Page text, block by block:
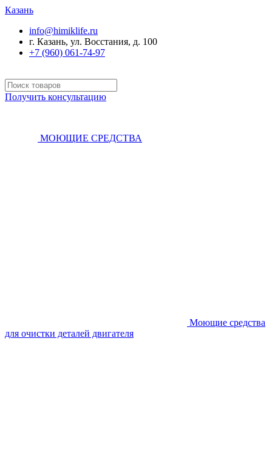
Казань
info@himiklife.ru
г. Казань, ул. Восстания, д. 100
+7 (960) 061-74-97
Получить консультацию
МОЮЩИЕ СРЕДСТВА
Моющие средства
для очистки деталей двигателя